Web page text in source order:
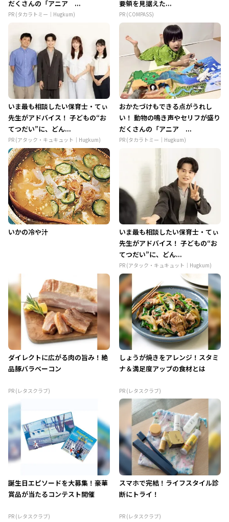
だくさんの「アニア ...
PR (タカラトミー｜Hugkum)
要領を見据えた...
PR (COMPASS)
いま最も相談したい保育士・てぃ
先生がアドバイス！ 子どもの“お
てつだい”に、どん...
PR (アタック・キュキュット｜Hugkum)
おかたづけもできる点がうれし
い！ 動物の鳴き声やセリフが盛り
だくさんの「アニア ...
PR (タカラトミー｜Hugkum)
いかの冷や汁
いま最も相談したい保育士・てぃ
先生がアドバイス！ 子どもの“お
てつだい”に、どん...
PR (アタック・キュキュット｜Hugkum)
ダイレクトに広がる肉の旨み！絶
品豚バラベーコン
PR (レタスクラブ)
しょうが焼きをアレンジ！スタミ
ナ＆満足度アップの食材とは
PR (レタスクラブ)
誕生日エピソードを大募集！豪華
賞品が当たるコンテスト開催
PR (レタスクラブ)
スマホで完結！ライフスタイル診
断にトライ！
PR (レタスクラブ)